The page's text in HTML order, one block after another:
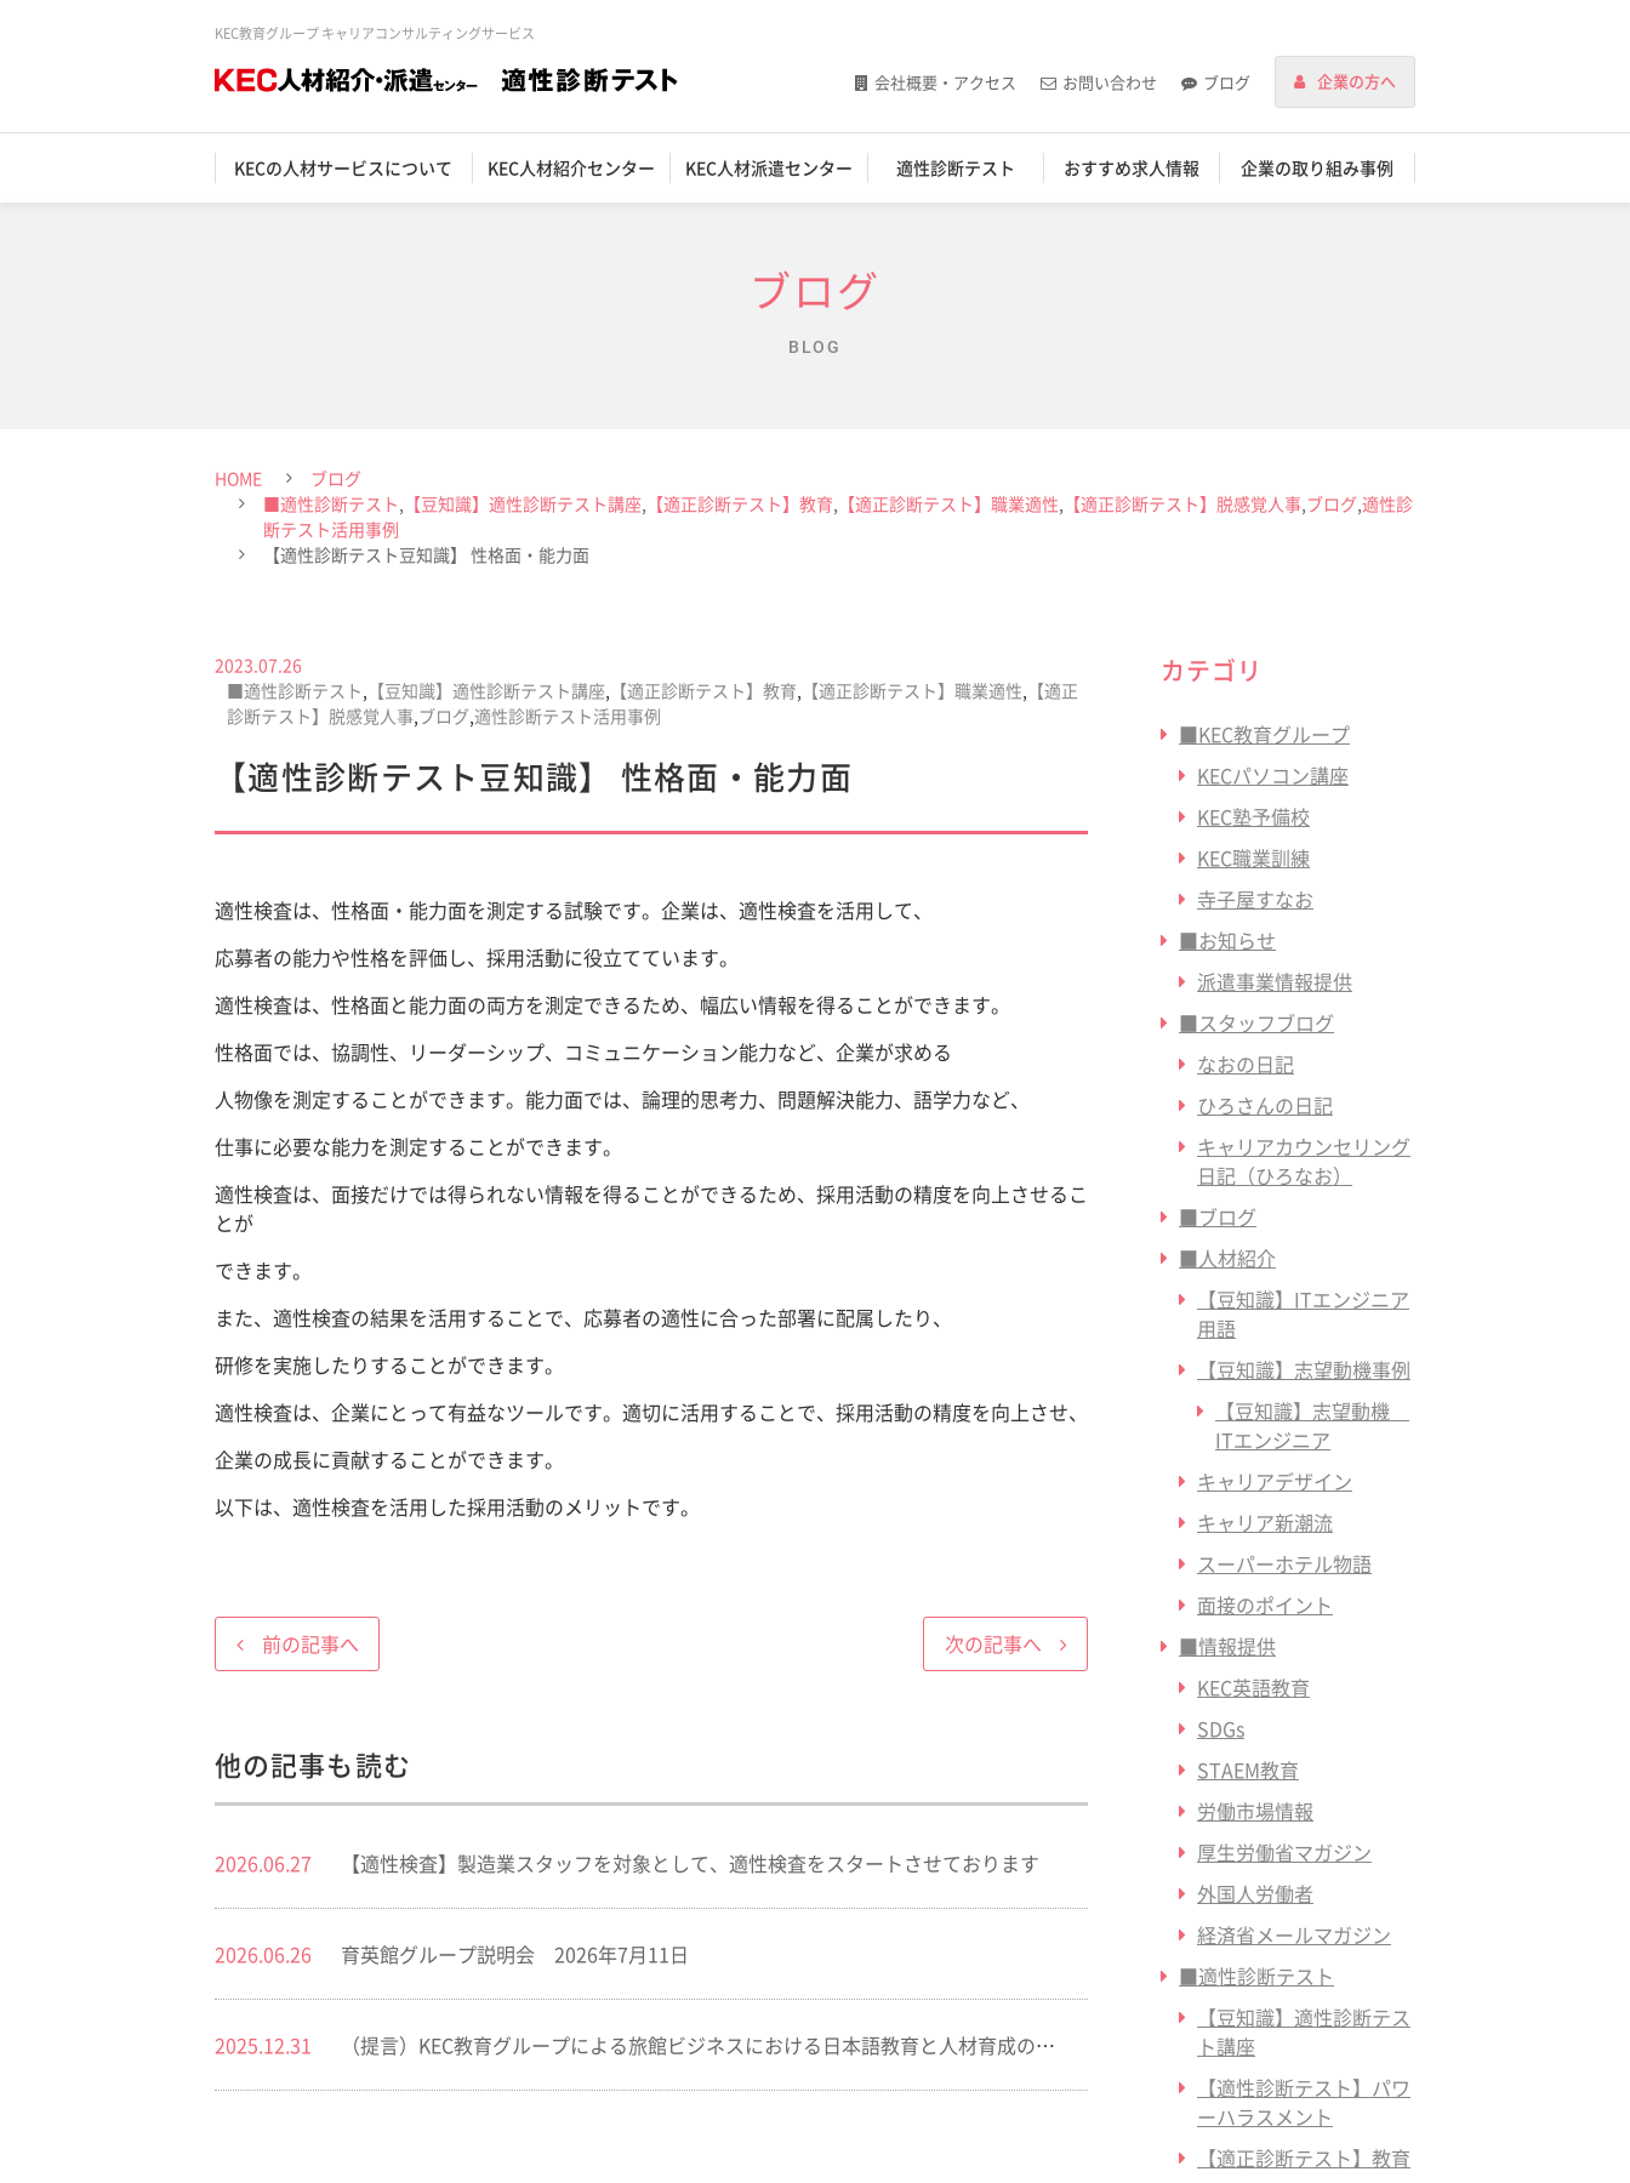
KEC教育グループ キャリアコンサルティングサービス
会社概要・アクセス お問い合わせ ブログ 企業の方へ
KECの人材サービスについて KEC人材紹介センター KEC人材派遣センター 適性診断テスト おすすめ求人情報 企業の取り組み事例
ブログ
BLOG
HOME
ブログ
■適性診断テスト, 【豆知識】適性診断テスト講座, 【適正診断テスト】教育, 【適正診断テスト】職業適性, 【適正診断テスト】脱感覚人事,ブログ,適性診
断テスト活用事例
【適性診断テスト豆知識】 性格面・能力面
2023.07.26
■適性診断テスト, 【豆知識】適性診断テスト講座, 【適正診断テスト】教育, 【適正診断テスト】職業適性, 【適正
診断テスト】脱感覚人事,ブログ,適性診断テスト活用事例
【適性診断テスト豆知識】 性格面・能力面
適性検査は、性格面・能力面を測定する試験です。企業は、適性検査を活用して、
応募者の能力や性格を評価し、採用活動に役立てています。
適性検査は、性格面と能力面の両方を測定できるため、幅広い情報を得ることができます。
性格面では、協調性、リーダーシップ、コミュニケーション能力など、企業が求める
人物像を測定することができます。能力面では、論理的思考力、問題解決能力、語学力など、
仕事に必要な能力を測定することができます。
適性検査は、面接だけでは得られない情報を得ることができるため、採用活動の精度を向上させるこ
とが
できます。
また、適性検査の結果を活用することで、応募者の適性に合った部署に配属したり、
研修を実施したりすることができます。
適性検査は、企業にとって有益なツールです。適切に活用することで、採用活動の精度を向上させ、
企業の成長に貢献することができます。
以下は、適性検査を活用した採用活動のメリットです。
前の記事へ 次の記事へ
他の記事も読む
2026.06.27 【適性検査】製造業スタッフを対象として、適性検査をスタートさせております
2026.06.26 育英館グループ説明会 2026年7月11日
2025.12.31 （提言）KEC教育グループによる旅館ビジネスにおける日本語教育と人材育成の重要性について
カテゴリ
■KEC教育グループ
KECパソコン講座
KEC塾予備校
KEC職業訓練
寺子屋すなお
■お知らせ
派遣事業情報提供
■スタッフブログ
なおの日記
ひろさんの日記
キャリアカウンセリング
日記（ひろなお）
■ブログ
■人材紹介
【豆知識】ITエンジニア
用語
【豆知識】志望動機事例
【豆知識】志望動機
ITエンジニア
キャリアデザイン
キャリア新潮流
スーパーホテル物語
面接のポイント
■情報提供
KEC英語教育
SDGs
STAEM教育
労働市場情報
厚生労働省マガジン
外国人労働者
経済省メールマガジン
■適性診断テスト
【豆知識】適性診断テス
ト講座
【適性診断テスト】パワ
ーハラスメント
【適正診断テスト】教育